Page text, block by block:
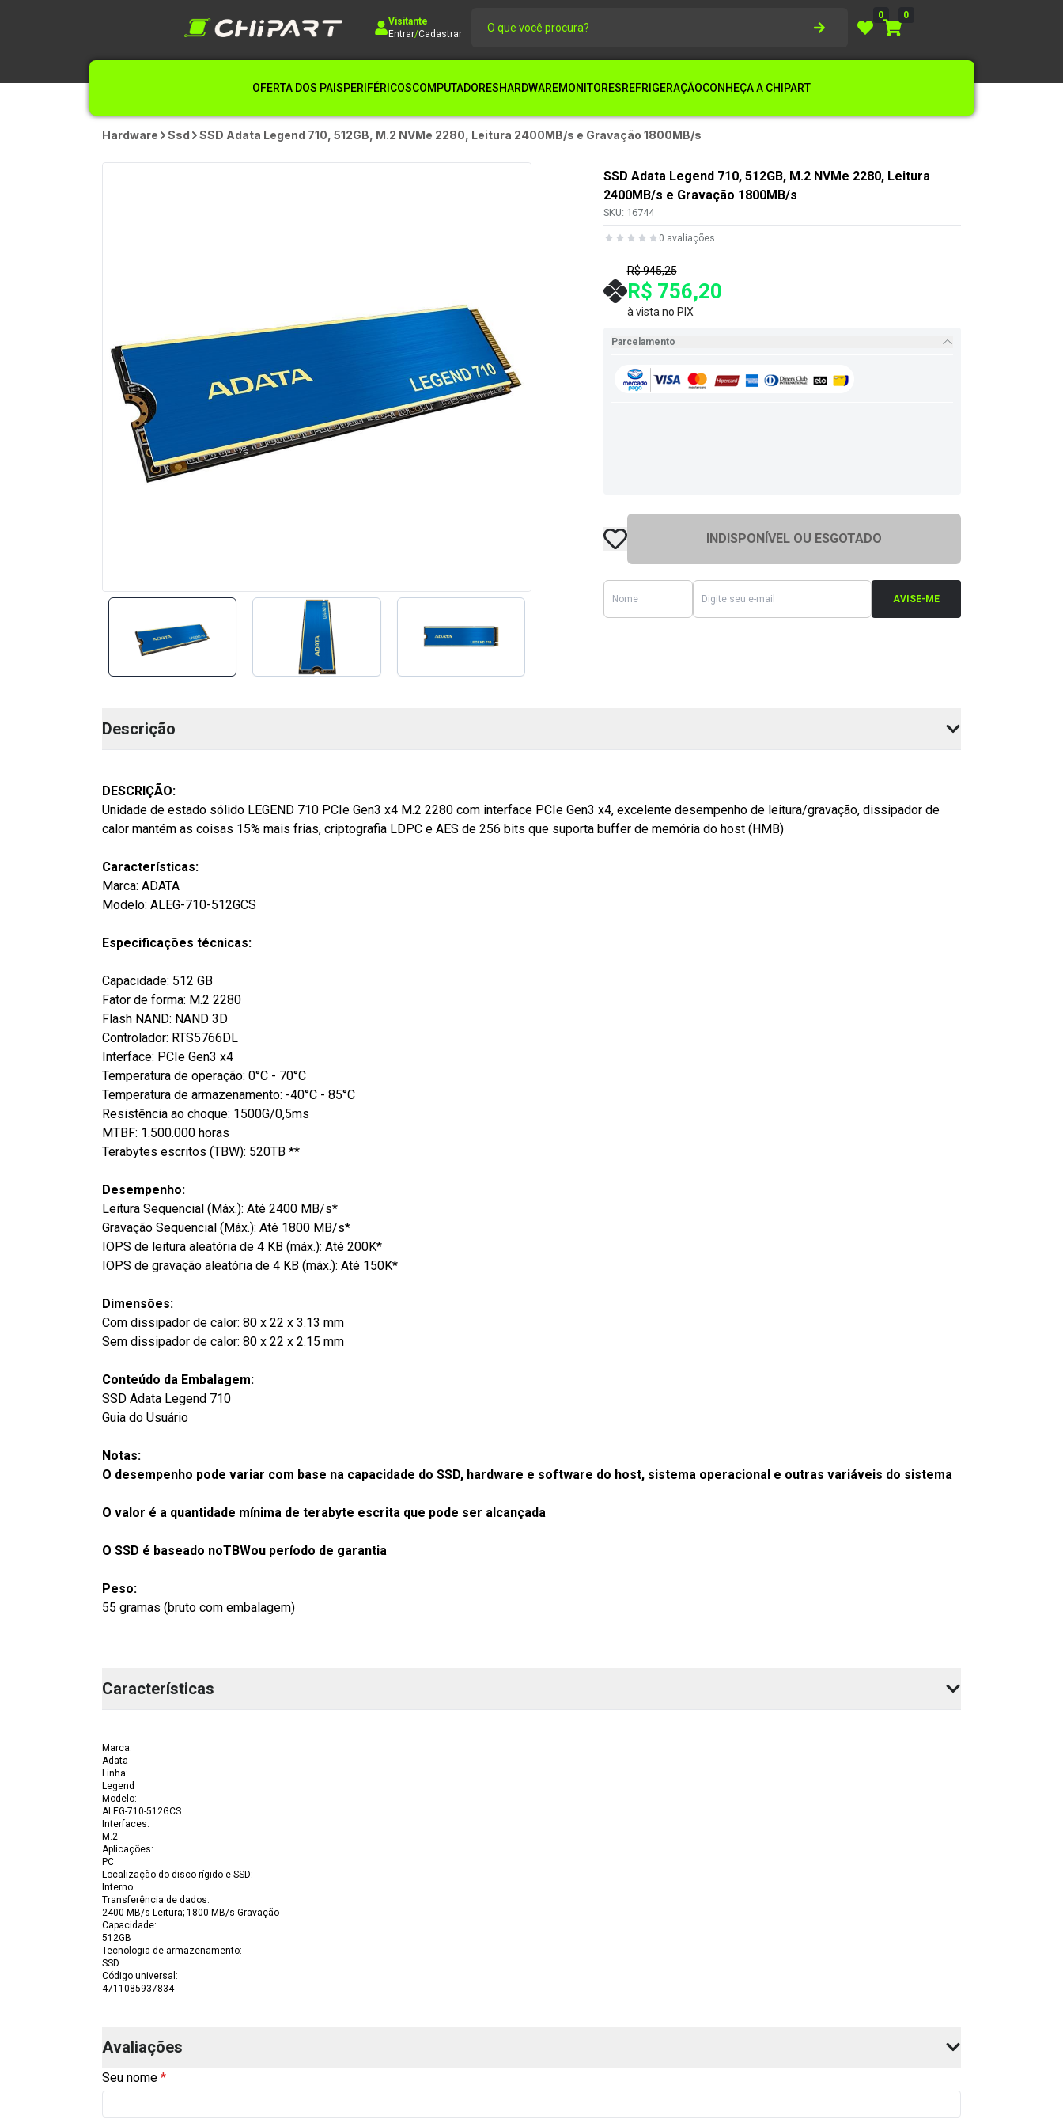
Visitante
Entrar/Cadastrar
0 0
OFERTA DOS PAISPERIFÉRICOSCOMPUTADORESHARDWAREMONITORESREFRIGERAÇÃOCONHEÇA A CHIPART
Hardware Ssd SSD Adata Legend 710, 512GB, M.2 NVMe 2280, Leitura 2400MB/s e Gravação 1800MB/s
SSD Adata Legend 710, 512GB, M.2 NVMe 2280, Leitura
2400MB/s e Gravação 1800MB/s
SKU: 16744
0 avaliações
R$ 945,25
R$ 756,20
à vista no PIX
Parcelamento
INDISPONÍVEL OU ESGOTADO
AVISE-ME
Descrição
DESCRIÇÃO:
Unidade de estado sólido LEGEND 710 PCIe Gen3 x4 M.2 2280 com interface PCIe Gen3 x4, excelente desempenho de leitura/gravação, dissipador de
calor mantém as coisas 15% mais frias, criptografia LDPC e AES de 256 bits que suporta buffer de memória do host (HMB)
Características:
Marca: ADATA
Modelo: ALEG-710-512GCS
Especificações técnicas:
Capacidade: 512 GB
Fator de forma: M.2 2280
Flash NAND: NAND 3D
Controlador: RTS5766DL
Interface: PCIe Gen3 x4
Temperatura de operação: 0°C - 70°C
Temperatura de armazenamento: -40°C - 85°C
Resistência ao choque: 1500G/0,5ms
MTBF: 1.500.000 horas
Terabytes escritos (TBW): 520TB **
Desempenho:
Leitura Sequencial (Máx.): Até 2400 MB/s*
Gravação Sequencial (Máx.): Até 1800 MB/s*
IOPS de leitura aleatória de 4 KB (máx.): Até 200K*
IOPS de gravação aleatória de 4 KB (máx.): Até 150K*
Dimensões:
Com dissipador de calor: 80 x 22 x 3.13 mm
Sem dissipador de calor: 80 x 22 x 2.15 mm
Conteúdo da Embalagem:
SSD Adata Legend 710
Guia do Usuário
Notas:
O desempenho pode variar com base na capacidade do SSD, hardware e software do host, sistema operacional e outras variáveis do sistema
O valor é a quantidade mínima de terabyte escrita que pode ser alcançada
O SSD é baseado noTBWou período de garantia
Peso:
55 gramas (bruto com embalagem)
Características
Marca:
Adata
Linha:
Legend
Modelo:
ALEG-710-512GCS
Interfaces:
M.2
Aplicações:
PC
Localização do disco rígido e SSD:
Interno
Transferência de dados:
2400 MB/s Leitura; 1800 MB/s Gravação
Capacidade:
512GB
Tecnologia de armazenamento:
SSD
Código universal :
4711085937834
Avaliações
Seu nome